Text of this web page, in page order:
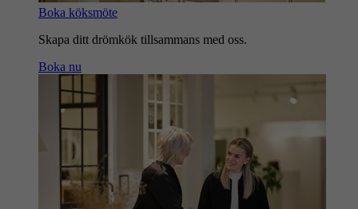
Boka köksmöte
Skapa ditt drömkök tillsammans med oss.
Boka nu